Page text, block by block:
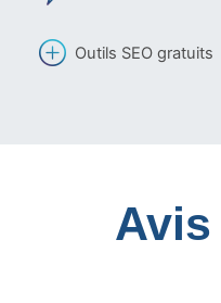
Outils SEO gratuits